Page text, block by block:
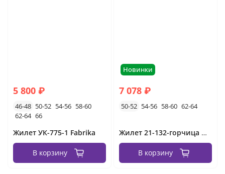
5 800 ₽
46-48 50-52 54-56 58-60
62-64 66
Жилет УК-775-1 Fabrika
В корзину
Новинки
7 078 ₽
50-52 54-56 58-60 62-64
Жилет 21-132-горчица Minova
В корзину